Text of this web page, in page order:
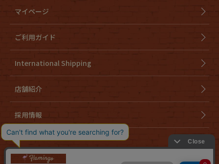
マイページ
ご利用ガイド
International Shipping
店舗紹介
採用情報
会社概要